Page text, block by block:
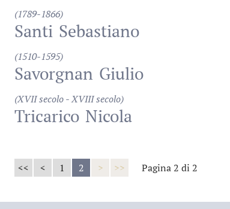
(1789-1866)
Santi Sebastiano
(1510-1595)
Savorgnan Giulio
(XVII secolo - XVIII secolo)
Tricarico Nicola
<< < 1 2 > >> Pagina 2 di 2